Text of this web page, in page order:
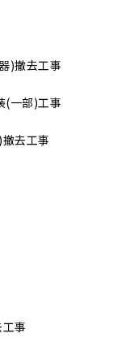
)撤去工事
(一部)工事
去工事
事